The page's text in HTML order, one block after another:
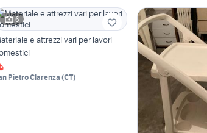
6
e attrezzi vari per lavori
Pietro Clarenza (CT)